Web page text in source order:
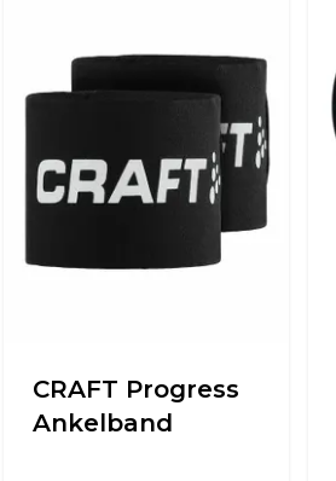
CRAFT Progress
Ankelband